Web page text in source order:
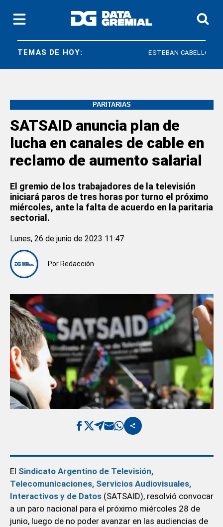
TEMAS DE HOY: ESTEBAN CABELLO
PARITARIAS
SATSAID anuncia plan de
lucha en canales de cable en
reclamo de aumento salarial
El gremio de los trabajadores de la televisión
iniciará paros de tres horas por turno el próximo
miércoles, ante la falta de acuerdo en la paritaria
sectorial.
Por Redacción
Lunes, 26 de junio de 2023 11:47
El Sindicato Argentino de Televisión,
Telecomunicaciones, Servicios Audiovisuales,
Interactivos y de Datos(SATSAID), resolvió convocar
a un paro nacional para el próximo miércoles 28 de
junio, luego de no poder avanzar en las audiencias de